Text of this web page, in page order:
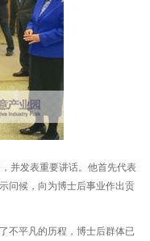
并发表重要讲话。他首先代表
问候，向为博士后事业作出贡
不平凡的历程，博士后群体已